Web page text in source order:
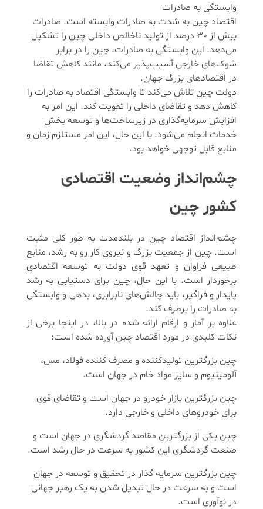
وابستگی به صادرات
اقتصاد چین به شدت به صادرات وابسته است. صادرات
بیش از 30 درصد از تولید ناخالص داخلی چین را تشکیل
می‌دهد. این وابستگی به صادرات، چین را در برابر
شوک‌های خارجی آسیب‌پذیر می‌کند، مانند کاهش تقاضا
در اقتصادهای بزرگ جهان.
دولت چین تلاش می‌کند تا وابستگی اقتصاد به صادرات را
کاهش دهد و تقاضای داخلی را تقویت کند. این امر به
افزایش سرمایه‌گذاری در زیرساخت‌ها و توسعه بخش
خدمات انجام می‌شود. با این حال، این امر مستلزم زمان و
منابع قابل توجهی خواهد بود.
چشم‌انداز وضعیت اقتصادی
کشور چین
چشم‌انداز اقتصاد چین در بلندمدت به طور کلی مثبت
است. چین از جمعیت بزرگ و نیروی کار رو به رشد، منابع
طبیعی فراوان و تعهد قوی دولت به توسعه اقتصادی
برخوردار است. با این حال، چین برای دستیابی به رشد
پایدار و فراگیر، باید چالش‌های نابرابری، بدهی و وابستگی
به صادرات را برطرف کند.
علاوه بر آمار و ارقام ارائه شده در بالا، در اینجا برخی از
نکات کلیدی در مورد اقتصاد چین آورده شده است:
چین بزرگترین تولیدکننده و مصرف کننده فولاد، مس،
آلومینیوم و سایر مواد خام در جهان است.
چین بزرگترین بازار خودرو در جهان است و تقاضای قوی
برای خودروهای داخلی و خارجی دارد.
چین یکی از بزرگترین مقاصد گردشگری در جهان است و
صنعت گردشگری این کشور به سرعت در حال رشد است.
چین بزرگترین سرمایه گذار در تحقیق و توسعه در جهان
است و به سرعت در حال تبدیل شدن به یک رهبر جهانی
در نوآوری است.